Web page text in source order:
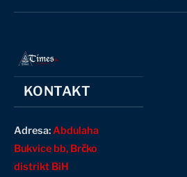
KONTAKT
Adresa:Abdulaha
Bukvice bb, Brčko
distrikt BiH